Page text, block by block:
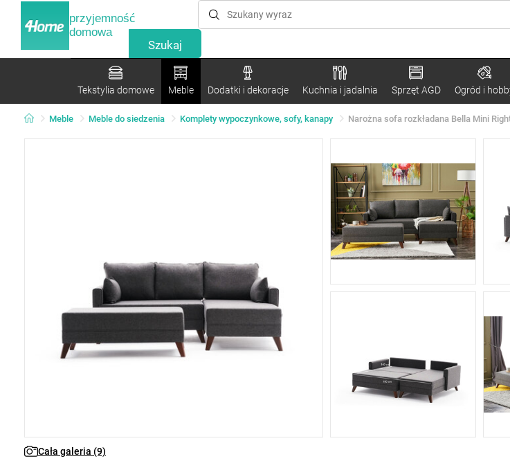
przyjemność
domowa
Tekstylia domowe Meble Dodatki i dekoracje Kuchnia i jadalnia Sprzęt AGD Ogród i
Meble Meble do siedzenia Komplety wypoczynkowe, sofy, kanapy Narożna sofa rozkładana Bella Mini
Cała galeria (9)